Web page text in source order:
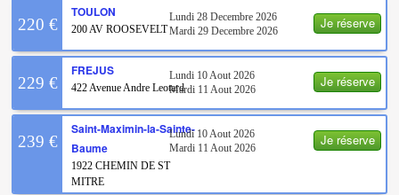
Je réserve
220 €
TOULON
200 AV ROOSEVELT
Lundi 28 Decembre 2026
Mardi 29 Decembre 2026
Je réserve
229 €
FREJUS
422 Avenue Andre Leotard
Lundi 10 Aout 2026
Mardi 11 Aout 2026
Je réserve
239 €
Saint-Maximin-la-Sainte-
Baume
1922 CHEMIN DE ST
MITRE
Lundi 10 Aout 2026
Mardi 11 Aout 2026